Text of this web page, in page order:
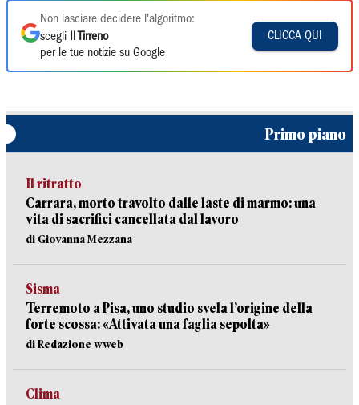
Non lasciare decidere l'algoritmo:
scegli
Il Tirreno
per le tue notizie su Google
CLICCA QUI
Primo piano
Il ritratto
Carrara, morto travolto dalle laste di marmo: una
vita di sacrifici cancellata dal lavoro
di Giovanna Mezzana
Sisma
Terremoto a Pisa, uno studio svela l’origine della
forte scossa: «Attivata una faglia sepolta»
di Redazione wweb
Clima